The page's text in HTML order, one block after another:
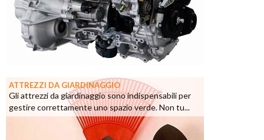
ATTREZZI DA GIARDINAGGIO
Gli attrezzi da giardinaggio sono indispensabili per
gestire correttamente uno spazio verde. Non tu...